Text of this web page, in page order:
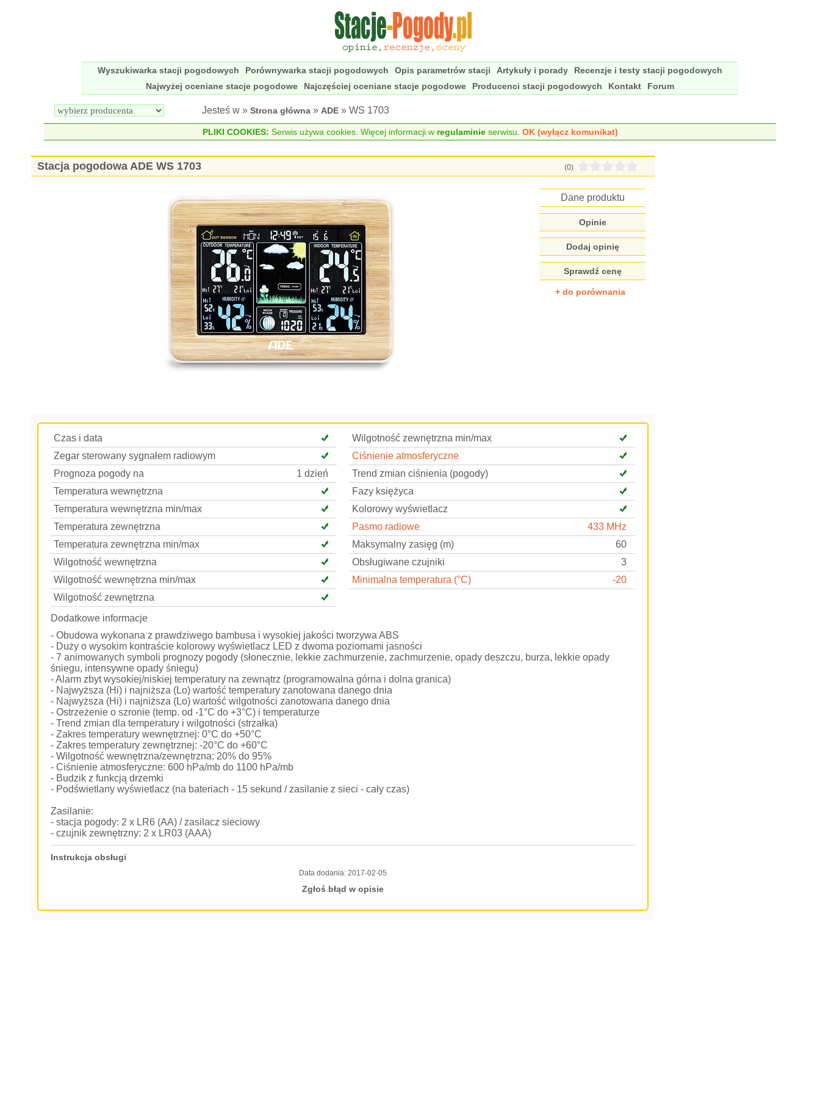
Wyszukiwarka stacji pogodowych Porównywarka stacji pogodowych Opis parametrów stacji Artykuły i porady
Recenzje i testy stacji pogodowych
Najwyżej oceniane stacje pogodowe
Najczęściej oceniane stacje pogodowe Producenci stacji pogodowych Kontakt Forum
Jesteś w » Strona główna » ADE » WS 1703
PLIKI COOKIES: Serwis używa cookies. Więcej informacji w regulaminieserwisu. OK (wyłącz komunikat)
Stacja pogodowa ADE WS 1703 (0)
Dane produktu
Opinie
Dodaj opinię
Sprawdź cenę
+ do porównania
Czas i data
Zegar sterowany sygnałem radiowym
Prognoza pogody na
1 dzień
Temperatura wewnętrzna
Temperatura wewnętrzna min/max
Temperatura zewnętrzna
Temperatura zewnętrzna min/max
Wilgotność wewnętrzna
Wilgotność wewnętrzna min/max
Wilgotność zewnętrzna
Wilgotność zewnętrzna min/max
Ciśnienie atmosferyczne
Trend zmian ciśnienia (pogody)
Fazy księżyca
Kolorowy wyświetlacz
Pasmo radiowe
433 MHz
Maksymalny zasięg (m)
60
Obsługiwane czujniki
3
Minimalna temperatura (°C)
-20
Dodatkowe informacje
- Obudowa wykonana z prawdziwego bambusa i wysokiej jakości tworzywa ABS
- Duży o wysokim kontraście kolorowy wyświetlacz LED z dwoma poziomami jasności
- 7 animowanych symboli prognozy pogody (słonecznie, lekkie zachmurzenie, zachmurzenie, opady deszczu, burza, lekkie opady
śniegu, intensywne opady śniegu)
- Alarm zbyt wysokiej/niskiej temperatury na zewnątrz (programowalna górna i dolna granica)
- Najwyższa (Hi) i najniższa (Lo) wartość temperatury zanotowana danego dnia
- Najwyższa (Hi) i najniższa (Lo) wartość wilgotności zanotowana danego dnia
- Ostrzeżenie o szronie (temp. od -1°C do +3°C) i temperaturze
- Trend zmian dla temperatury i wilgotności (strzałka)
- Zakres temperatury wewnętrznej: 0°C do +50°C
- Zakres temperatury zewnętrznej: -20°C do +60°C
- Wilgotność wewnętrzna/zewnętrzna: 20% do 95%
- Ciśnienie atmosferyczne: 600 hPa/mb do 1100 hPa/mb
- Budzik z funkcją drzemki
- Podświetlany wyświetlacz (na bateriach - 15 sekund / zasilanie z sieci - cały czas)
Zasilanie:
- stacja pogody: 2 x LR6 (AA) / zasilacz sieciowy
- czujnik zewnętrzny: 2 x LR03 (AAA)
Instrukcja obsługi
Data dodania: 2017-02-05
Zgłoś błąd w opisie